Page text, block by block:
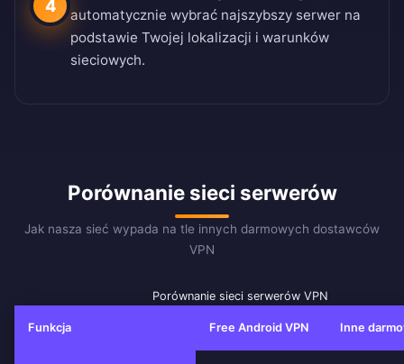
4
automatycznie wybrać najszybszy serwer na
podstawie Twojej lokalizacji i warunków
sieciowych.
Porównanie sieci serwerów
Jak nasza sieć wypada na tle innych darmowych dostawców
VPN
Porównanie sieci serwerów VPN
Funkcja Free Android VPN Inne